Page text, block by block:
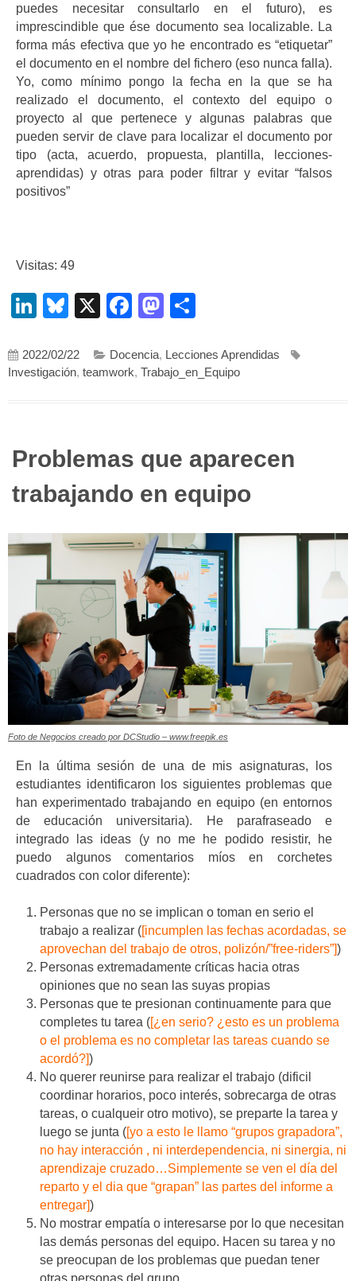
puedes necesitar consultarlo en el futuro), es
imprescindible que ése documento sea localizable. La
forma más efectiva que yo he encontrado es “etiquetar”
el documento en el nombre del fichero (eso nunca falla).
Yo, como mínimo pongo la fecha en la que se ha
realizado el documento, el contexto del equipo o
proyecto al que pertenece y algunas palabras que
pueden servir de clave para localizar el documento por
tipo (acta, acuerdo, propuesta, plantilla, lecciones-
aprendidas) y otras para poder filtrar y evitar “falsos
positivos”
Visitas: 49
LinkedIn
Bluesky
X Facebook
Mastodon
2022/02/22 Docencia, Lecciones Aprendidas
Investigación, teamwork, Trabajo_en_Equipo
Problemas que aparecen
trabajando en equipo
Foto de Negocios creado por DCStudio – www.freepik.es
En la última sesión de una de mis asignaturas, los
estudiantes identificaron los siguientes problemas que
han experimentado trabajando en equipo (en entornos
de educación universitaria). He parafraseado e
integrado las ideas (y no me he podido resistir, he
puedo algunos comentarios míos en corchetes
cuadrados con color diferente):
Personas que no se implican o toman en serio el
trabajo a realizar ( [incumplen las fechas acordadas, se
aprovechan del trabajo de otros, polizón/”free-riders”] )
Personas extremadamente críticas hacia otras
opiniones que no sean las suyas propias
Personas que te presionan continuamente para que
completes tu tarea ( [¿en serio? ¿esto es un problema
o el problema es no completar las tareas cuando se
acordó?] )
No querer reunirse para realizar el trabajo (dificil
coordinar horarios, poco interés, sobrecarga de otras
tareas, o cualqueir otro motivo), se preparte la tarea y
luego se junta ( [yo a esto le llamo “grupos grapadora”,
no hay interacción , ni interdependencia, ni sinergia, ni
aprendizaje cruzado…Simplemente se ven el día del
reparto y el dia que “grapan” las partes del informe a
entregar] )
No mostrar empatía o interesarse por lo que necesitan
las demás personas del equipo. Hacen su tarea y no
se preocupan de los problemas que puedan tener